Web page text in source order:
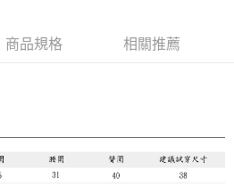
商品規格 相關推薦